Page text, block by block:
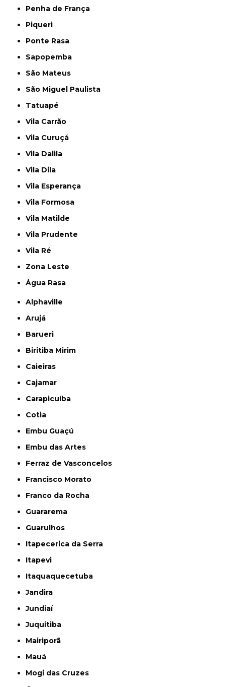
Penha de França
Piqueri
Ponte Rasa
Sapopemba
São Mateus
São Miguel Paulista
Tatuapé
Vila Carrão
Vila Curuçá
Vila Dalila
Vila Dila
Vila Esperança
Vila Formosa
Vila Matilde
Vila Prudente
Vila Ré
Zona Leste
Água Rasa
Alphaville
Arujá
Barueri
Biritiba Mirim
Caieiras
Cajamar
Carapicuíba
Cotia
Embu Guaçú
Embu das Artes
Ferraz de Vasconcelos
Francisco Morato
Franco da Rocha
Guararema
Guarulhos
Itapecerica da Serra
Itapevi
Itaquaquecetuba
Jandira
Jundiaí
Juquitiba
Mairiporã
Mauá
Mogi das Cruzes